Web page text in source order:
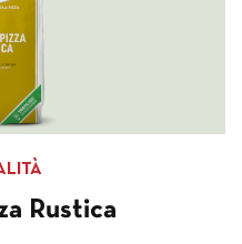
Rustica